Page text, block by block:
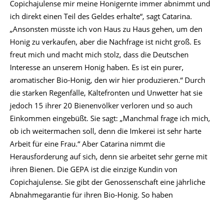
Copichajulense mir meine Honigernte immer abnimmt und
ich direkt einen Teil des Geldes erhalte“, sagt Catarina.
„Ansonsten müsste ich von Haus zu Haus gehen, um den
Honig zu verkaufen, aber die Nachfrage ist nicht groß. Es
freut mich und macht mich stolz, dass die Deutschen
Interesse an unserem Honig haben. Es ist ein purer,
aromatischer Bio-Honig, den wir hier produzieren.“ Durch
die starken Regenfälle, Kältefronten und Unwetter hat sie
jedoch 15 ihrer 20 Bienenvölker verloren und so auch
Einkommen eingebüßt. Sie sagt: „Manchmal frage ich mich,
ob ich weitermachen soll, denn die Imkerei ist sehr harte
Arbeit für eine Frau.“ Aber Catarina nimmt die
Herausforderung auf sich, denn sie arbeitet sehr gerne mit
ihren Bienen. Die GEPA ist die einzige Kundin von
Copichajulense. Sie gibt der Genossenschaft eine jährliche
Abnahmegarantie für ihren Bio-Honig. So haben